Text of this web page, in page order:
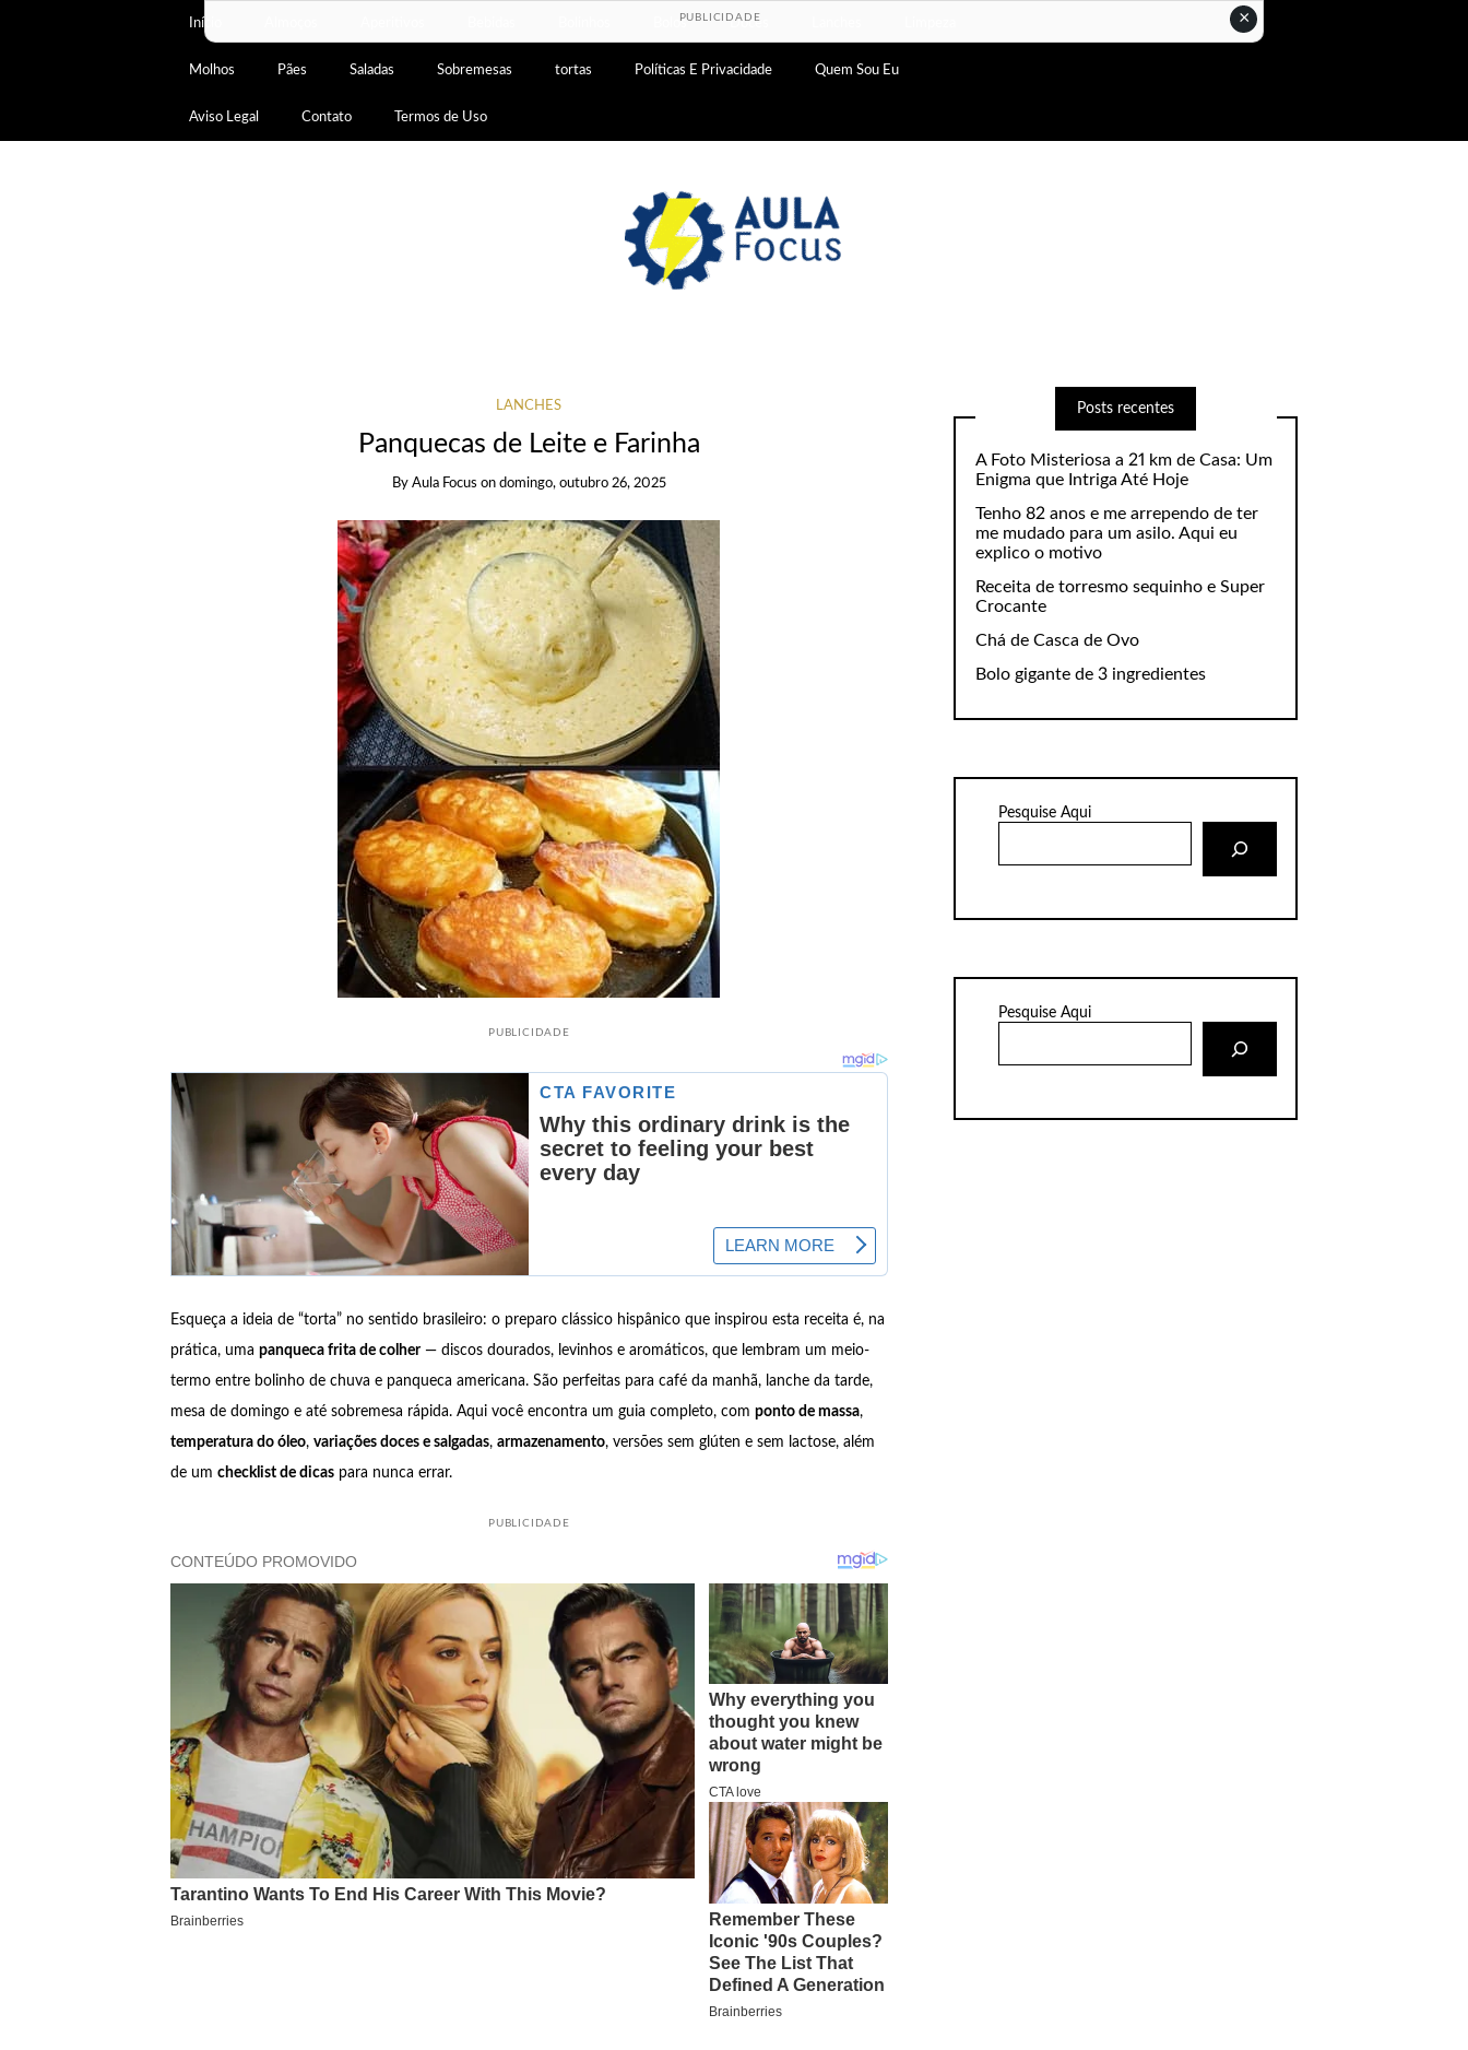
Início Bolos Doces
Molhos Pães Saladas Sobremesas tortas Políticas E Privacidade Quem Sou Eu
Aviso Legal Contato Termos de Uso
LANCHES
Panquecas de Leite e Farinha
By Aula Focus on domingo, outubro 26, 2025
PUBLICIDADE
Esqueça a ideia de “torta” no sentido brasileiro: o preparo clássico hispânico que inspirou esta receita é, na
prática, uma panqueca frita de colher— discos dourados, levinhos e aromáticos, que lembram um meio-
termo entre bolinho de chuva e panqueca americana. São perfeitas para café da manhã, lanche da tarde,
mesa de domingo e até sobremesa rápida. Aqui você encontra um guia completo, com ponto de massa,
temperatura do óleo, variações doces e salgadas, armazenamento, versões sem glúten e sem lactose, além
de um checklist de dicaspara nunca errar.
PUBLICIDADE
Posts recentes
A Foto Misteriosa a 21 km de Casa: Um
Enigma que Intriga Até Hoje
Tenho 82 anos e me arrependo de ter
me mudado para um asilo. Aqui eu
explico o motivo
Receita de torresmo sequinho e Super
Crocante
Chá de Casca de Ovo
Bolo gigante de 3 ingredientes
Pesquise Aqui
Pesquise Aqui
×
PUBLICIDADE